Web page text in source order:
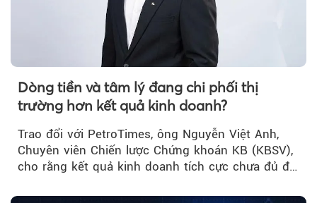
Dòng tiền và tâm lý đang chi phối thị
trường hơn kết quả kinh doanh?
Trao đổi với PetroTimes, ông Nguyễn Việt Anh,
Chuyên viên Chiến lược Chứng khoán KB (KBSV),
cho rằng kết quả kinh doanh tích cực chưa đủ để